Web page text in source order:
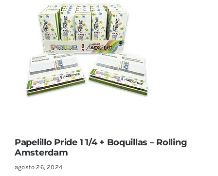
Papelillo Pride 1 1/4 + Boquillas – Rolling
Amsterdam
agosto 26, 2024